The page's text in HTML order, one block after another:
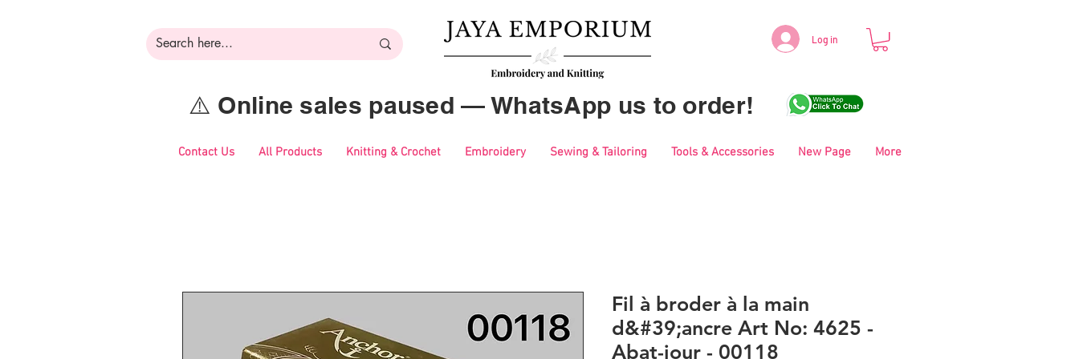
Log in
⚠️ Online sales paused — WhatsApp us to order!
Contact Us All Products Knitting & Crochet Embroidery Sewing & Tailoring Tools & Accessories New Page More
Fil à broder à la main
d&#39;ancre Art No: 4625 -
Abat-jour - 00118